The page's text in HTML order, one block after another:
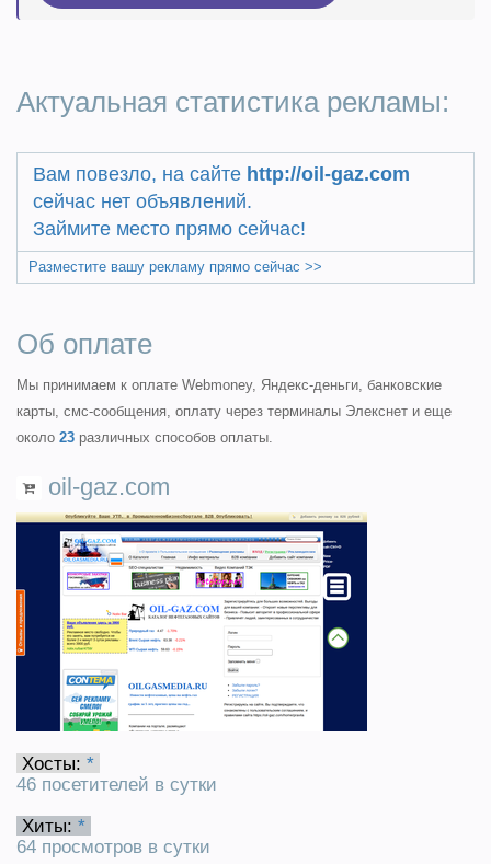
Актуальная статистика рекламы:
Вам повезло, на сайте http://oil-gaz.com
сейчас нет объявлений.
Займите место прямо сейчас!
Разместите вашу рекламу прямо сейчас >>
Об оплате
Мы принимаем к оплате Webmoney, Яндекс-деньги, банковские
карты, смс-сообщения, оплату через терминалы Элекснет и еще
около 23 различных способов оплаты.
oil-gaz.com
Хосты: *
46 посетителей в сутки
Хиты: *
64 просмотров в сутки